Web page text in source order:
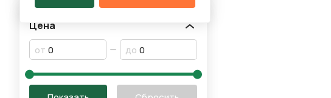
Цена
от до